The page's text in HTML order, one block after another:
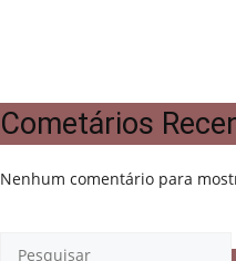
Cometários
Nenhum comentário para